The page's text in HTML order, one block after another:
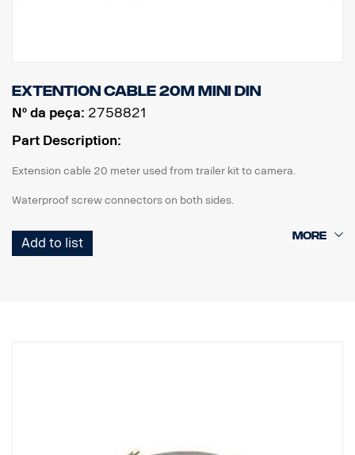
Extention cable 20m MINI DIN
Nº da peça: 2758821
Part Description:
Extension cable 20 meter used from trailer kit to camera.
Waterproof screw connectors on both sides.
Add to list